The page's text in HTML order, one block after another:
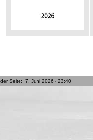
Seite: 7. Juni 2026 - 23:40